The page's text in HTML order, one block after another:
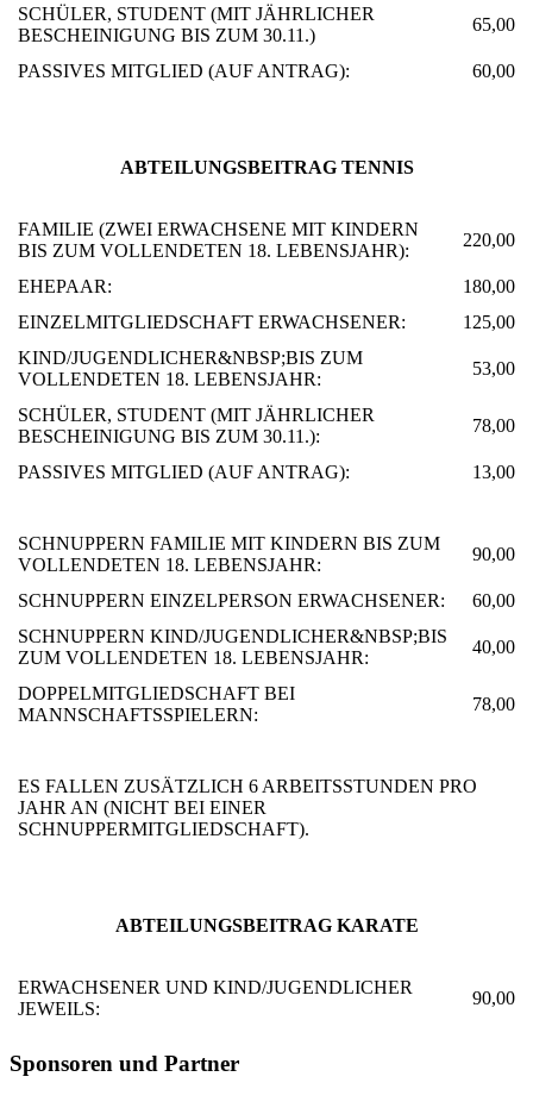
SCHÜLER, STUDENT (MIT JÄHRLICHER
BESCHEINIGUNG BIS ZUM 30.11.)
65,00
PASSIVES MITGLIED (AUF ANTRAG): 60,00
ABTEILUNGSBEITRAG TENNIS
FAMILIE (ZWEI ERWACHSENE MIT KINDERN
BIS ZUM VOLLENDETEN 18. LEBENSJAHR):
220,00
EHEPAAR:
180,00
EINZELMITGLIEDSCHAFT ERWACHSENER:
125,00
KIND/JUGENDLICHER&NBSP;BIS ZUM
VOLLENDETEN 18. LEBENSJAHR:
53,00
SCHÜLER, STUDENT (MIT JÄHRLICHER
BESCHEINIGUNG BIS ZUM 30.11.):
78,00
PASSIVES MITGLIED (AUF ANTRAG): 13,00
SCHNUPPERN FAMILIE MIT KINDERN BIS ZUM
VOLLENDETEN 18. LEBENSJAHR:
90,00
SCHNUPPERN EINZELPERSON ERWACHSENER:
60,00
SCHNUPPERN KIND/JUGENDLICHER&NBSP;BIS
ZUM VOLLENDETEN 18. LEBENSJAHR:
40,00
DOPPELMITGLIEDSCHAFT BEI
MANNSCHAFTSSPIELERN:
78,00
ES FALLEN ZUSÄTZLICH 6 ARBEITSSTUNDEN PRO
JAHR AN (NICHT BEI EINER
SCHNUPPERMITGLIEDSCHAFT).
ABTEILUNGSBEITRAG KARATE
ERWACHSENER UND KIND/JUGENDLICHER
JEWEILS:
90,00
Sponsoren und Partner